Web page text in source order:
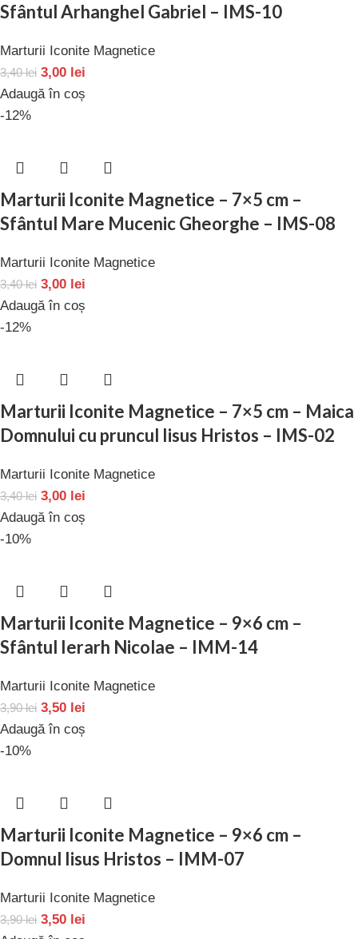
Sfântul Arhanghel Gabriel – IMS-10
Marturii Iconite Magnetice
3,40lei 3,00 lei
Adaugă în coș
-12%
Marturii Iconite Magnetice – 7×5 cm –
Sfântul Mare Mucenic Gheorghe – IMS-08
Marturii Iconite Magnetice
3,40lei 3,00 lei
Adaugă în coș
-12%
Marturii Iconite Magnetice – 7×5 cm – Maica
Domnului cu pruncul Iisus Hristos – IMS-02
Marturii Iconite Magnetice
3,40lei 3,00 lei
Adaugă în coș
-10%
Marturii Iconite Magnetice – 9×6 cm –
Sfântul Ierarh Nicolae – IMM-14
Marturii Iconite Magnetice
3,90lei 3,50 lei
Adaugă în coș
-10%
Marturii Iconite Magnetice – 9×6 cm –
Domnul Iisus Hristos – IMM-07
Marturii Iconite Magnetice
3,90lei 3,50 lei